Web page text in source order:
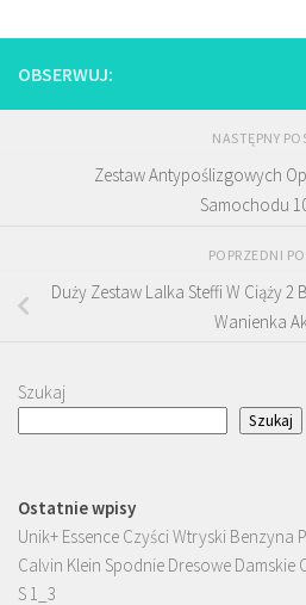
OBSERWUJ:
NASTĘPNY
Zestaw Antypoślizgowych
Samochodu
POPRZEDNI
Duży Zestaw Lalka Steffi W Ciąży
Wanienka
Szukaj
Szukaj
Ostatnie wpisy
Unik+ Essence Czyści Wtryski Benzyna
Calvin Klein Spodnie Dresowe Damskie
S 1_3